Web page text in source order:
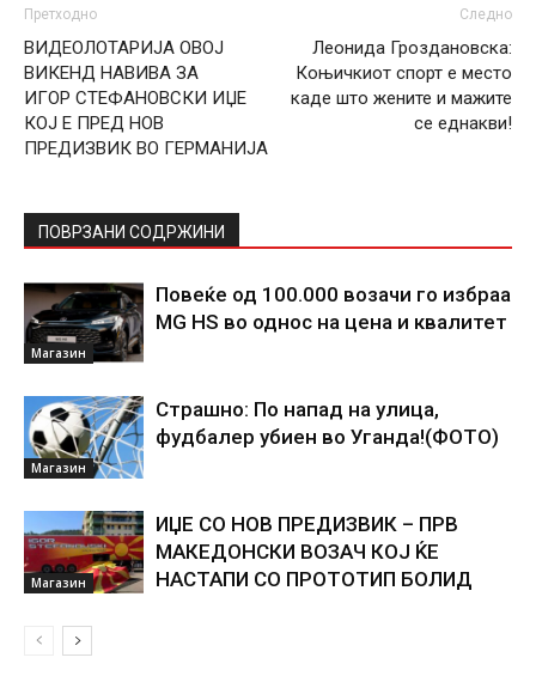
Претходно
ВИДЕОЛОТАРИЈА ОВОЈ
ВИКЕНД НАВИВА ЗА
ИГОР СТЕФАНОВСКИ ИЏЕ
КОЈ Е ПРЕД НОВ
ПРЕДИЗВИК ВО ГЕРМАНИЈА
Следно
Леонида Гроздановска:
Коњичкиот спорт е место
каде што жените и мажите
се еднакви!
ПОВРЗАНИ СОДРЖИНИ
Магазин
Повеќе од 100.000 возачи го избраа
MG HS во однос на цена и квалитет
Магазин
Страшно: По напад на улица,
фудбалер убиен во Уганда!(ФОТО)
Магазин
ИЏЕ СО НОВ ПРЕДИЗВИК – ПРВ
МАКЕДОНСКИ ВОЗАЧ КОЈ ЌЕ
НАСТАПИ СО ПРОТОТИП БОЛИД